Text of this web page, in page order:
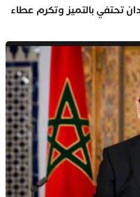
تحتفي بالتميز وتكرم عطاء